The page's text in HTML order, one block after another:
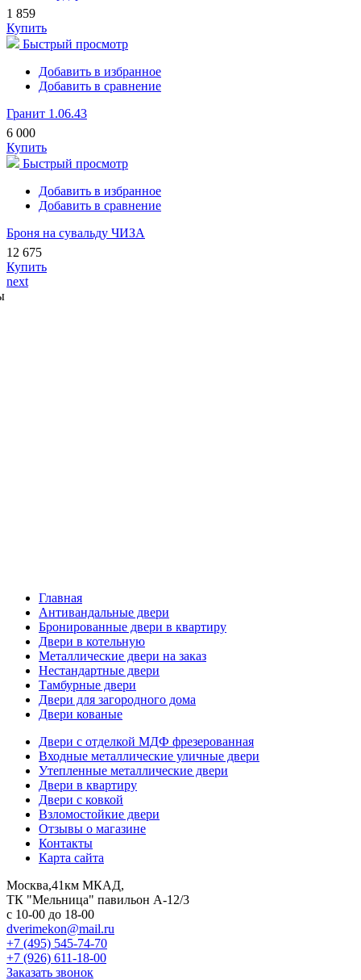
1 859
Купить
Быстрый просмотр
Добавить в избранное
Добавить в сравнение
Гранит 1.06.43
6 000
Купить
Быстрый просмотр
Добавить в избранное
Добавить в сравнение
Броня на сувальду ЧИЗА
12 675
Купить
next
Главная
Антивандальные двери
Бронированные двери в квартиру
Двери в котельную
Металлические двери на заказ
Нестандартные двери
Тамбурные двери
Двери для загородного дома
Двери кованые
Двери с отделкой МДФ фрезерованная
Входные металлические уличные двери
Утепленные металлические двери
Двери в квартиру
Двери с ковкой
Взломостойкие двери
Отзывы о магазине
Контакты
Карта сайта
Москва,41км МКАД,
ТК "Мельница" павильон А-12/3
с 10-00 до 18-00
dverimekon@mail.ru
+7 (495) 545-74-70
+7 (926) 611-18-00
Заказать звонок